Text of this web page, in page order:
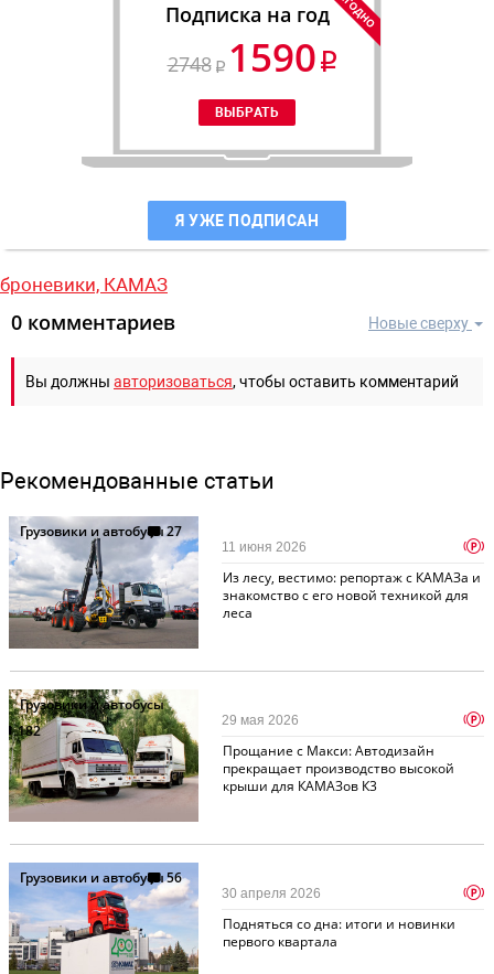
Подписка на год
2748
1590
Я УЖЕ ПОДПИСАН
броневики, КАМАЗ
Новые сверху
0 комментариев
Вы должны авторизоваться, чтобы оставить комментарий
Рекомендованные статьи
Грузовики и автобусы27
Из лесу, вестимо: репортаж с КАМАЗа и
знакомство с его новой техникой для
леса
11 июня 2026 p
Грузовики и автобусы
182
Прощание с Макси: Автодизайн
прекращает производство высокой
крыши для КАМАЗов К3
29 мая 2026 p
Грузовики и автобусы56
Подняться со дна: итоги и новинки
первого квартала
30 апреля 2026 p